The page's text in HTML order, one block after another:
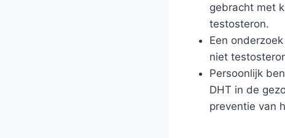
gebracht met
testosteron.
Een
niet
Persoonlijk
DHT in de
preventie van